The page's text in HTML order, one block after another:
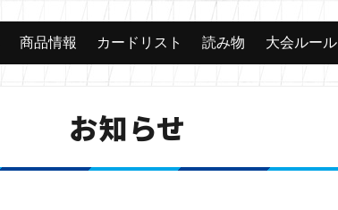
商品情報 カードリスト 読み物 大会ルール
お知らせ